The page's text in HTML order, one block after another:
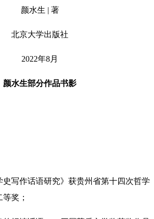
颜水生 | 著
北京大学出版社
2022年8月
颜水生部分作品书影
作话语研究》获贵州省第十四次哲学
奖；